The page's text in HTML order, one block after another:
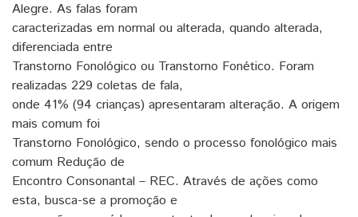
Alegre. As falas foram
caracterizadas em normal ou alterada, quando alterada,
diferenciada entre
Transtorno Fonológico ou Transtorno Fonético. Foram
realizadas 229 coletas de fala,
onde 41% (94 crianças) apresentaram alteração. A origem
mais comum foi
Transtorno Fonológico, sendo o processo fonológico mais
comum Redução de
Encontro Consonantal – REC. Através de ações como
esta, busca-se a promoção e